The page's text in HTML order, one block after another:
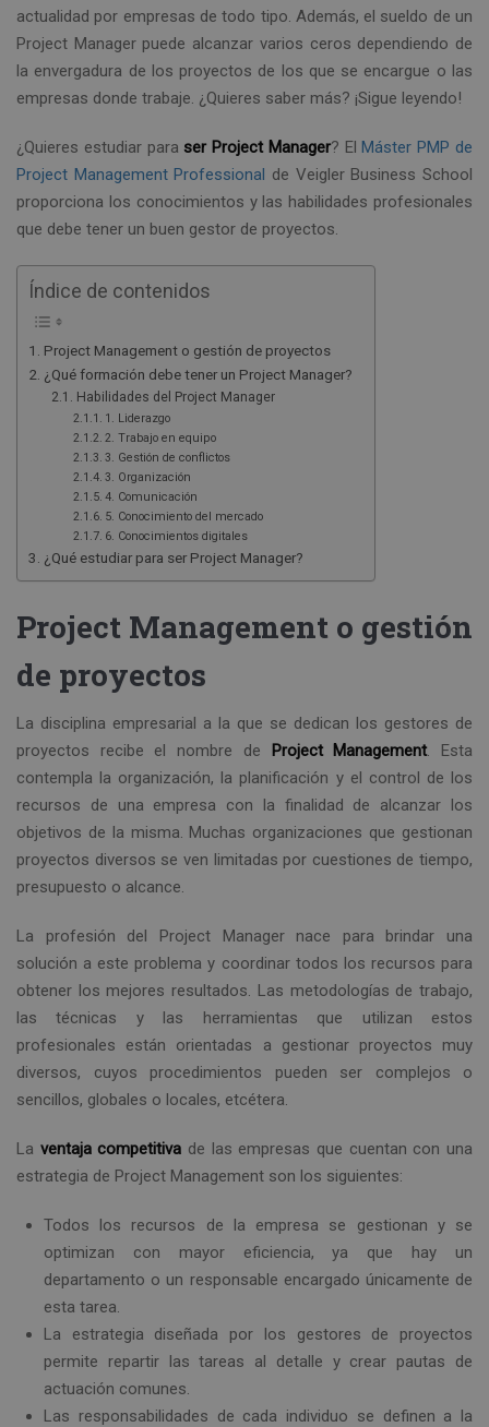
actualidad por empresas de todo tipo. Además, el sueldo de un
Project Manager puede alcanzar varios ceros dependiendo de
la envergadura de los proyectos de los que se encargue o las
empresas donde trabaje. ¿Quieres saber más? ¡Sigue leyendo!
¿Quieres estudiar paraser Project Manager? ElMáster PMP de
Project Management Professional de Veigler Business School
proporciona los conocimientos y las habilidades profesionales
que debe tener un buen gestor de proyectos.
Índice de contenidos
Project Management o gestión de proyectos
¿Qué formación debe tener un Project Manager?
Habilidades del Project Manager
1. Liderazgo
2. Trabajo en equipo
3. Gestión de conflictos
3. Organización
4. Comunicación
5. Conocimiento del mercado
6. Conocimientos digitales
¿Qué estudiar para ser Project Manager?
Project Management o gestión
de proyectos
La disciplina empresarial a la que se dedican los gestores de
proyectos recibe el nombre de Project Management. Esta
contempla la organización, la planificación y el control de los
recursos de una empresa con la finalidad de alcanzar los
objetivos de la misma. Muchas organizaciones que gestionan
proyectos diversos se ven limitadas por cuestiones de tiempo,
presupuesto o alcance.
La profesión del Project Manager nace para brindar una
solución a este problema y coordinar todos los recursos para
obtener los mejores resultados. Las metodologías de trabajo,
las técnicas y las herramientas que utilizan estos
profesionales están orientadas a gestionar proyectos muy
diversos, cuyos procedimientos pueden ser complejos o
sencillos, globales o locales, etcétera.
La ventaja competitiva de las empresas que cuentan con una
estrategia de Project Management son los siguientes:
Todos los recursos de la empresa se gestionan y se
optimizan con mayor eficiencia, ya que hay un
departamento o un responsable encargado únicamente de
esta tarea.
La estrategia diseñada por los gestores de proyectos
permite repartir las tareas al detalle y crear pautas de
actuación comunes.
Las responsabilidades de cada individuo se definen a la